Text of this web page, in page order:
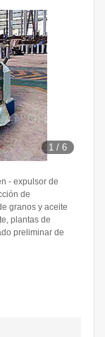
1 /6
- expulsor de
de
granos y aceite
plantas de
preliminar de